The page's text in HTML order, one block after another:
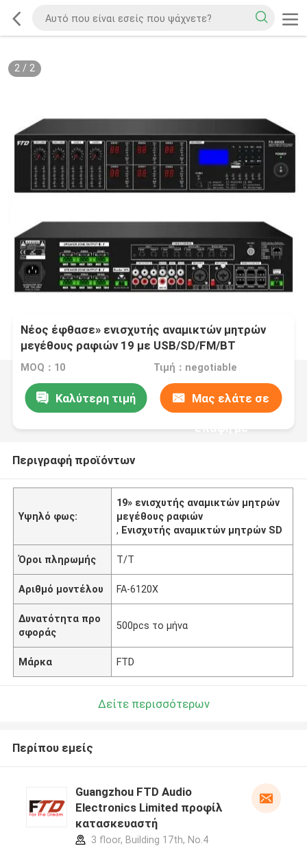
2/ 2
Νέος έφθασε» ενισχυτής αναμικτών μητρών
μεγέθους ραφιών 19 με USB/SD/FM/BT
MOQ：10 Τιμή：negotiable
Καλύτερη τιμή Μας ελάτε σε
επαφή με
Περιγραφή προϊόντων
Υψηλό φως:
19» ενισχυτής αναμικτών μητρών
μεγέθους ραφιών
, Ενισχυτής αναμικτών μητρών SD
Όροι πληρωμής T/T
Αριθμό μοντέλου FA-6120X
Δυνατότητα προ
σφοράς
500pcs το μήνα
Μάρκα FTD
Δείτε περισσότερων
Περίπου εμείς
Guangzhou FTD Audio
Electronics Limited προφίλ
κατασκευαστή
3 floor, Building 17th, No.4